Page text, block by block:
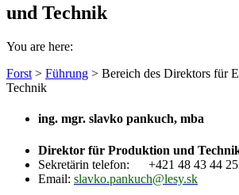
und Technik
You are here:
Forst > Führung > Bereich des Direktors für
Technik
ing. mgr. slavko pankuch, mba
Direktor für Produktion und
Sekretärin telefon:
+421 48 43 44
Email: slavko.pankuch@lesy.sk